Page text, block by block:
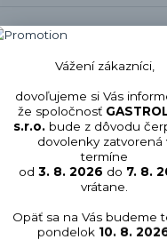
cm
Vážení zákazníci,
dovoľujeme si Vás
že spoločnosť
s.r.o.bude z dôvodu
dovolenky zatvorená
termíne
od3. 8. 2026 do 7. 8.
vrátane.
Opäť sa na Vás budeme
pondelok 10. 8.